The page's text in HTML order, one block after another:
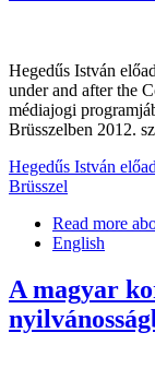
Hegedűs István
under and after the
médiajogi
Brüsszelben 2012.
Hegedűs István
Brüsszel
Read more
English
A magyar